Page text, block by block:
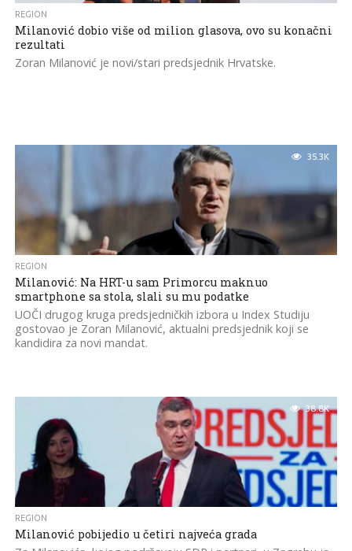
REGION
Milanović dobio više od milion glasova, ovo su konačni
rezultati
Zoran Milanović je novi/stari predsjednik Hrvatske.
35.3K
REGION
Milanović: Na HRT-u sam Primorcu maknuo
smartphone sa stola, slali su mu podatke
UOČI drugog kruga predsjedničkih izbora u Index Studiju
gostovao je Zoran Milanović, aktualni predsjednik koji se
kandidira za novi mandat.
38.8K
REGION
Milanović pobijedio u četiri najveća grada